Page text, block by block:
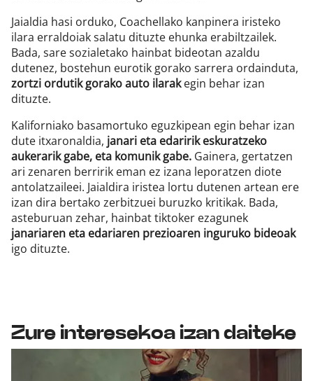
Jaialdia hasi orduko, Coachellako kanpinera iristeko
ilara erraldoiak salatu dituzte ehunka erabiltzailek.
Bada, sare sozialetako hainbat bideotan azaldu
dutenez, bostehun eurotik gorako sarrera ordainduta,
zortzi ordutik gorako auto ilarakegin behar izan
dituzte.
Kaliforniako basamortuko eguzkipean egin behar izan
dute itxaronaldia, janari eta edaririk eskuratzeko
aukerarik gabe, eta komunik gabe. Gainera, gertatzen
ari zenaren berririk eman ez izana leporatzen diote
antolatzaileei. Jaialdira iristea lortu dutenen artean ere
izan dira bertako zerbitzuei buruzko kritikak. Bada,
asteburuan zehar, hainbat tiktoker ezagunek
janariaren eta edariaren prezioaren inguruko bideoak
igo dituzte.
Zure interesekoa izan daiteke